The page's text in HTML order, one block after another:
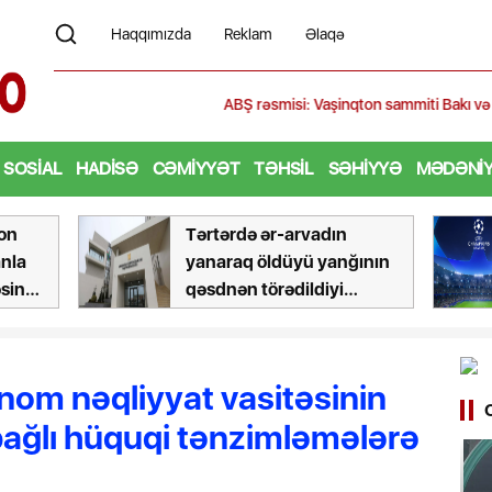
Haqqımızda Reklam Əlaqə
ABŞ rəsmisi: Vaşinqton sammiti Bakı və İrəvanla
SOSIAL HADISƏ CƏMIYYƏT TƏHSIL SƏHIYYƏ
Çempionlar Liqası:
"Sabah" - "Orhus"
matçının hakimləri
nəqliyyat vasitəsinin
hüquqi tənzimləmələrə